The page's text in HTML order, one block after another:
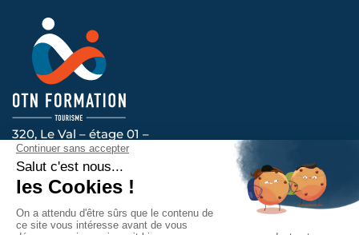
320, Le Val – étage 01 –
14200 HEROUVILLE-SAINT-CLAIR
Voir l’itinéraire
Nous vous accompagnons au quotidien, contactez-
nous !